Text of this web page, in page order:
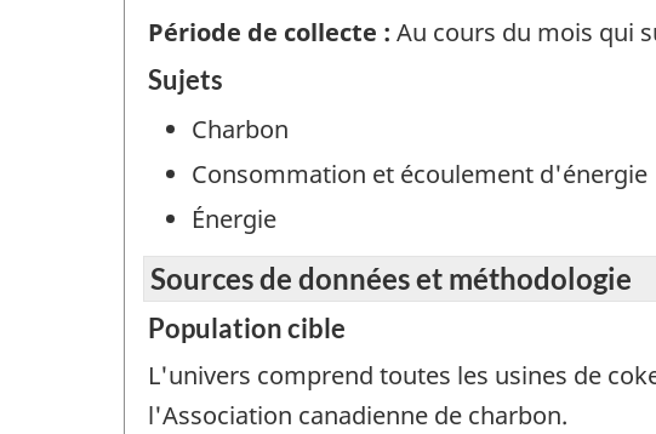
Période de collecte : Au cours du mois qui
Sujets
Charbon
Consommation et écoulement d'énergie
Énergie
Sources de données et méthodologie
Population cible
L'univers comprend toutes les usines de
l'Association canadienne de charbon.